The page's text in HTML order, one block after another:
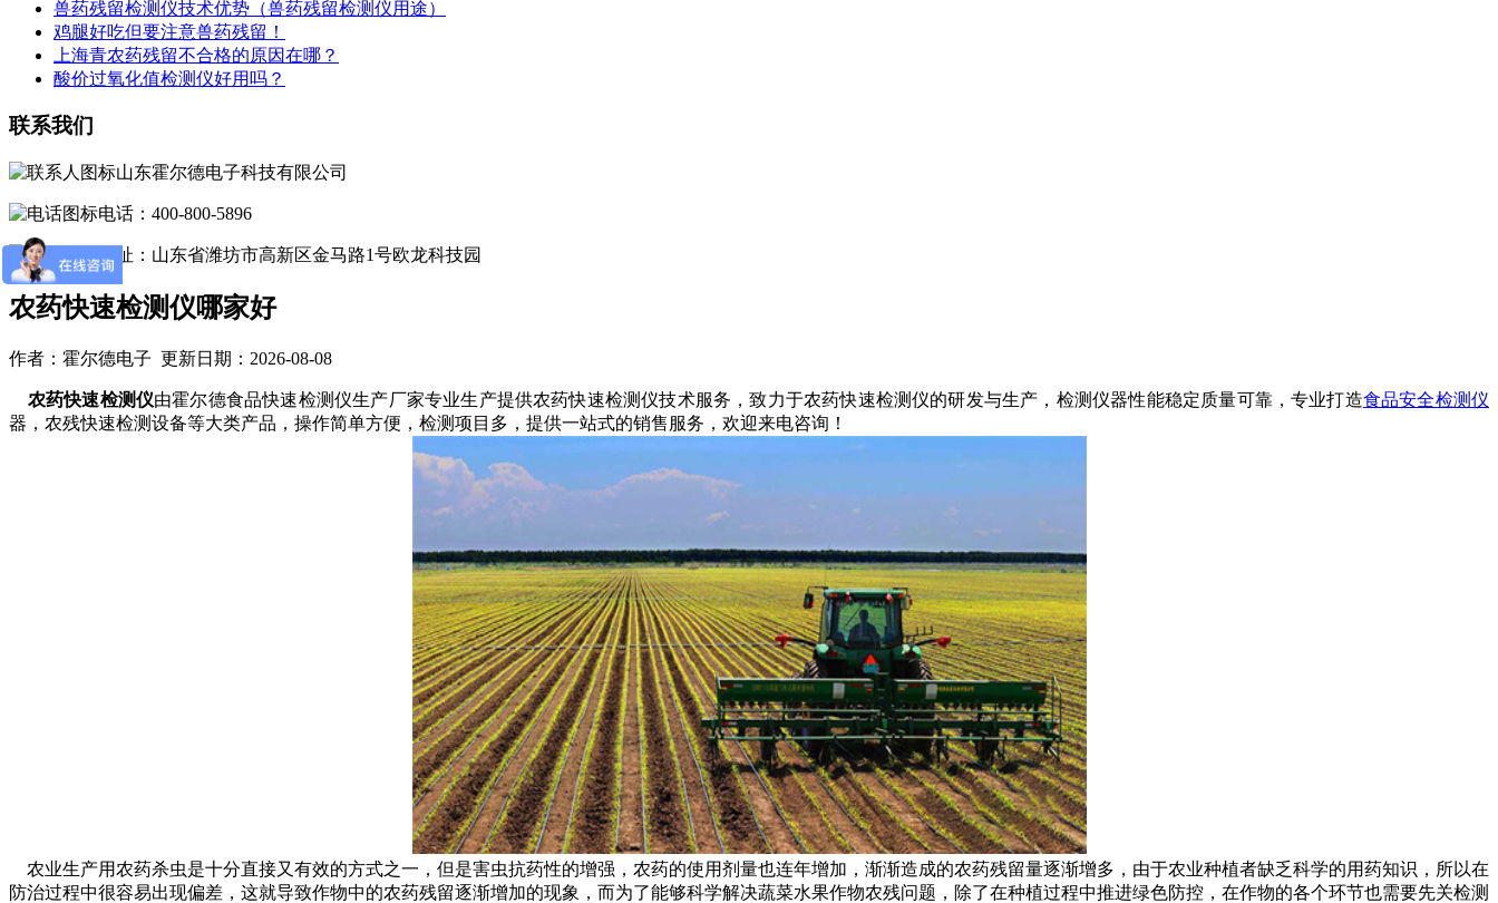
兽药残留检测仪技术优势（兽药残留检测仪用途）
鸡腿好吃但要注意兽药残留！
上海青农药残留不合格的原因在哪？
酸价过氧化值检测仪好用吗？
联系我们
山东霍尔德电子科技有限公司
电话：400-800-5896
地址：山东省潍坊市高新区金马路1号欧龙科技园
农药快速检测仪哪家好
作者：霍尔德电子 更新日期：2026-08-08
农药快速检测仪由霍尔德食品快速检测仪生产厂家专业生产提供农药快速检测仪技术服务，致力于农药快速检测仪的研发与生产，检测仪器性能稳定质量可靠，专业打造食品安全检测仪
器，农残快速检测设备等大类产品，操作简单方便，检测项目多，提供一站式的销售服务，欢迎来电咨询！
农业生产用农药杀虫是十分直接又有效的方式之一，但是害虫抗药性的增强，农药的使用剂量也连年增加，渐渐造成的农药残留量逐渐增多，由于农业种植者缺乏科学的用药知识，所以在
防治过程中很容易出现偏差，这就导致作物中的农药残留逐渐增加的现象，而为了能够科学解决蔬菜水果作物农残问题，除了在种植过程中推进绿色防控，在作物的各个环节也需要先关检测